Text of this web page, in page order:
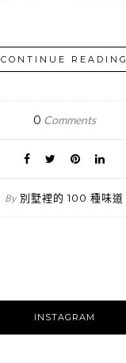
CONTINUE READING
0 Comments
By 別墅裡的 100 種味道
INSTAGRAM